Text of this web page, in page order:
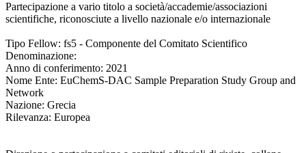
Partecipazione a vario titolo a società/accademie/associazioni
scientifiche, riconosciute a livello nazionale e/o internazionale
Tipo Fellow: fs5 - Componente del Comitato Scientifico
Denominazione:
Anno di conferimento: 2021
Nome Ente: EuChemS-DAC Sample Preparation Study Group and
Network
Nazione: Grecia
Rilevanza: Europea